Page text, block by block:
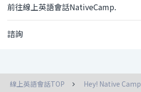
前往線上英語會話NativeCamp.
諮詢
線上英語會話TOP
Hey! Native Camp